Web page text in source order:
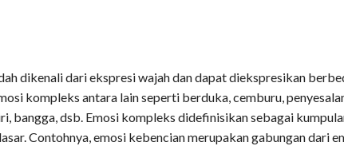
dikenali dari ekspresi wajah dan dapat diekspresikan
kompleks antara lain seperti berduka, cemburu,
bangga, dsb. Emosi kompleks didefinisikan sebagai
Contohnya, emosi kebencian merupakan gabungan dari